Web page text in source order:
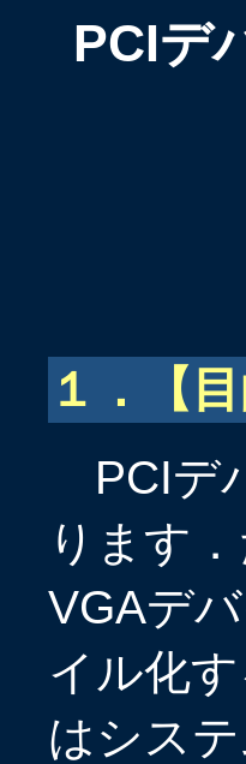
PCIデ
１．【目
PCIデ
ります
VGAデ
イル化
はシス